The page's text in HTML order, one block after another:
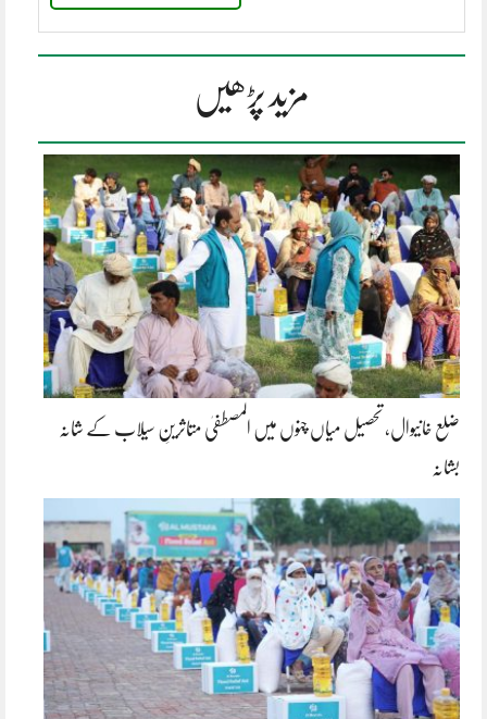
مزید پڑھیں
ضلع خانیوال، تحصیل میاں چنوں میں المصطفیٰ متاثرینِ سیلاب کے شانہ
بشانہ